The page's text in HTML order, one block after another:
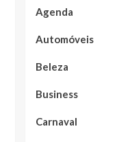
Agenda
Automóveis
Beleza
Business
Carnaval